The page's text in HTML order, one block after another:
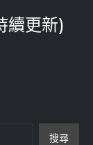
續更新)
搜尋